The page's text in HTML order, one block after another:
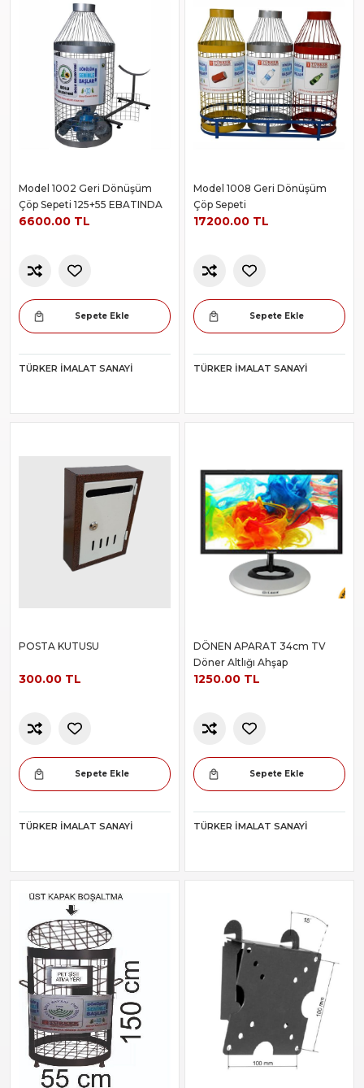
Model 1002 Geri Dönüşüm
Çöp Sepeti 125+55 EBATINDA
6600.00 TL
Sepete Ekle
TÜRKER İMALAT SANAYI
Model 1008 Geri Dönüşüm
Çöp Sepeti
17200.00 TL
Sepete Ekle
TÜRKER İMALAT SANAYI
POSTA KUTUSU
300.00 TL
Sepete Ekle
TÜRKER İMALAT SANAYI
DÖNEN APARAT 34cm TV
Döner Altlığı Ahşap
1250.00 TL
Sepete Ekle
TÜRKER İMALAT SANAYI